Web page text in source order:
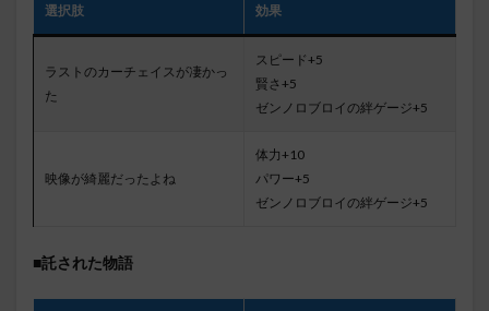
選択肢 効果
ラストのカーチェイスが凄かっ
た
スピード+5
賢さ+5
ゼンノロブロイの絆ゲージ+5
映像が綺麗だったよね
体力+10
パワー+5
ゼンノロブロイの絆ゲージ+5
■託された物語